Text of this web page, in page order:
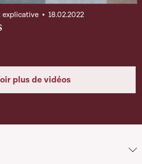
explicative 18.02.2022
plus de vidéos